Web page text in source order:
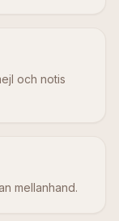
och notis
mellanhand.